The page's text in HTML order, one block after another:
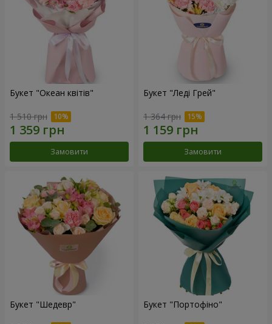
Букет "Океан квітів"
1 510 грн
Замовити
Букет "Леді Грей"
1 364 грн
Замовити
Букет "Шедевр" Букет "Портофіно"